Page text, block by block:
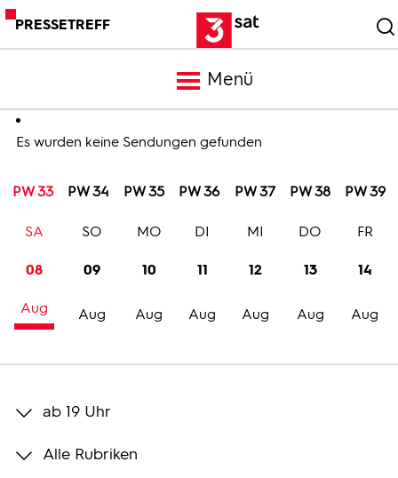
PRESSETREFF
Menü
Meldungen
Programm
Trailer
Bilder
Es wurden keine Sendungen gefunden
PW 33 PW 34 PW 35 PW 36 PW 37 PW 38 PW 39
08
Aug
SA
09
Aug
SO
10
Aug
MO
11
Aug
DI
12
Aug
MI
13
Aug
DO
14
Aug
FR
ab 19 Uhr
Alle Rubriken